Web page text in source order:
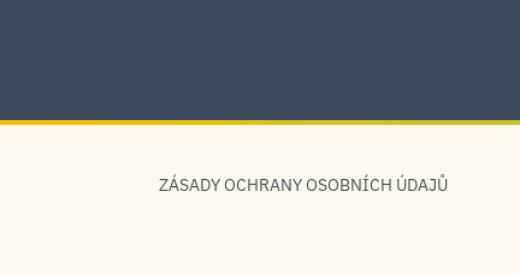
Skip
ZÁSADY OCHRANY OSOBNÍCH ÚDAJŮ